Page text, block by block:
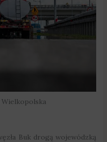
Buk drogą wojewódzką